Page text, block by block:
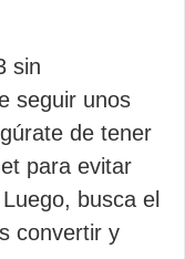
sin
seguir unos
de tener
para evitar
busca el
convertir y